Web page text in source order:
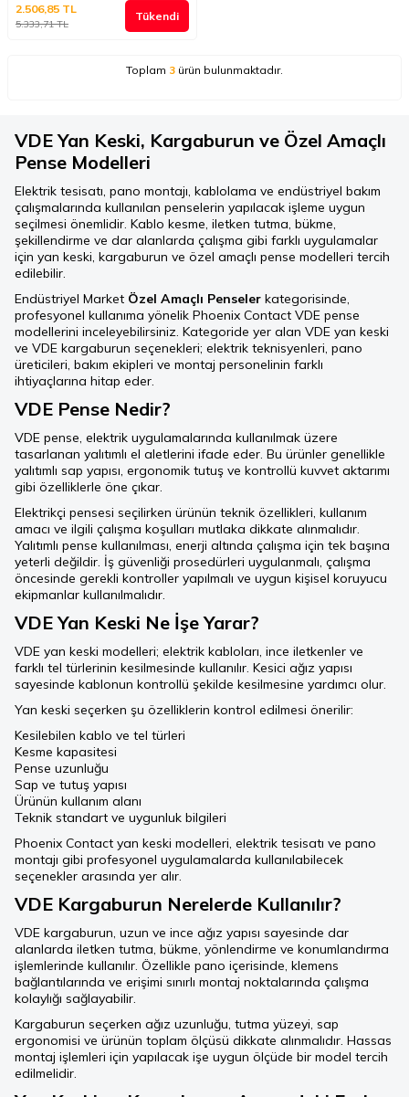
5.333,71TL
2.506,85 TL Tükendi
Toplam 3 ürün bulunmaktadır.
VDE Yan Keski, Kargaburun ve Özel Amaçlı
Pense Modelleri
Elektrik tesisatı, pano montajı, kablolama ve endüstriyel bakım
çalışmalarında kullanılan penselerin yapılacak işleme uygun
seçilmesi önemlidir. Kablo kesme, iletken tutma, bükme,
şekillendirme ve dar alanlarda çalışma gibi farklı uygulamalar
için yan keski, kargaburun ve özel amaçlı pense modelleri tercih
edilebilir.
Endüstriyel Market Özel Amaçlı Penseler kategorisinde,
profesyonel kullanıma yönelik Phoenix Contact VDE pense
modellerini inceleyebilirsiniz. Kategoride yer alan VDE yan keski
ve VDE kargaburun seçenekleri; elektrik teknisyenleri, pano
üreticileri, bakım ekipleri ve montaj personelinin farklı
ihtiyaçlarına hitap eder.
VDE Pense Nedir?
VDE pense, elektrik uygulamalarında kullanılmak üzere
tasarlanan yalıtımlı el aletlerini ifade eder. Bu ürünler genellikle
yalıtımlı sap yapısı, ergonomik tutuş ve kontrollü kuvvet aktarımı
gibi özelliklerle öne çıkar.
Elektrikçi pensesi seçilirken ürünün teknik özellikleri, kullanım
amacı ve ilgili çalışma koşulları mutlaka dikkate alınmalıdır.
Yalıtımlı pense kullanılması, enerji altında çalışma için tek başına
yeterli değildir. İş güvenliği prosedürleri uygulanmalı, çalışma
öncesinde gerekli kontroller yapılmalı ve uygun kişisel koruyucu
ekipmanlar kullanılmalıdır.
VDE Yan Keski Ne İşe Yarar?
VDE yan keski modelleri; elektrik kabloları, ince iletkenler ve
farklı tel türlerinin kesilmesinde kullanılır. Kesici ağız yapısı
sayesinde kablonun kontrollü şekilde kesilmesine yardımcı olur.
Yan keski seçerken şu özelliklerin kontrol edilmesi önerilir:
Kesilebilen kablo ve tel türleri
Kesme kapasitesi
Pense uzunluğu
Sap ve tutuş yapısı
Ürünün kullanım alanı
Teknik standart ve uygunluk bilgileri
Phoenix Contact yan keski modelleri, elektrik tesisatı ve pano
montajı gibi profesyonel uygulamalarda kullanılabilecek
seçenekler arasında yer alır.
VDE Kargaburun Nerelerde Kullanılır?
VDE kargaburun, uzun ve ince ağız yapısı sayesinde dar
alanlarda iletken tutma, bükme, yönlendirme ve konumlandırma
işlemlerinde kullanılır. Özellikle pano içerisinde, klemens
bağlantılarında ve erişimi sınırlı montaj noktalarında çalışma
kolaylığı sağlayabilir.
Kargaburun seçerken ağız uzunluğu, tutma yüzeyi, sap
ergonomisi ve ürünün toplam ölçüsü dikkate alınmalıdır. Hassas
montaj işlemleri için yapılacak işe uygun ölçüde bir model tercih
edilmelidir.